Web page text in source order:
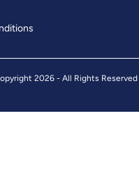
2026 - All Rights Reserved